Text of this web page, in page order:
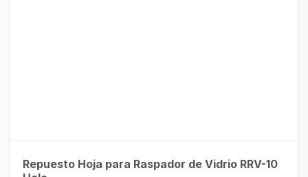
Repuesto Hoja para Raspador de Vidrio RRV-10